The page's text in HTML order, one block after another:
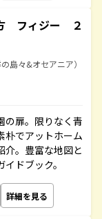
フィジー ２
島々&オセアニア）
扉。限りなく青
朴でアットホーム
介。豊富な地図と
ドブック。
詳細を見る